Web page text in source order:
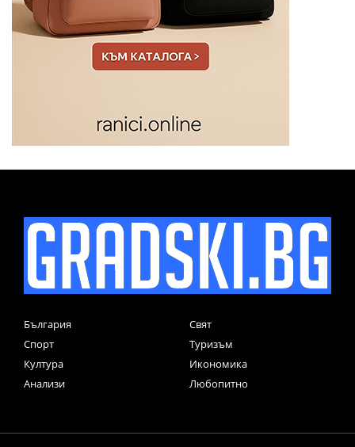
България
Свят
Спорт
Туризъм
Култура
Икономика
Анализи
Любопитно